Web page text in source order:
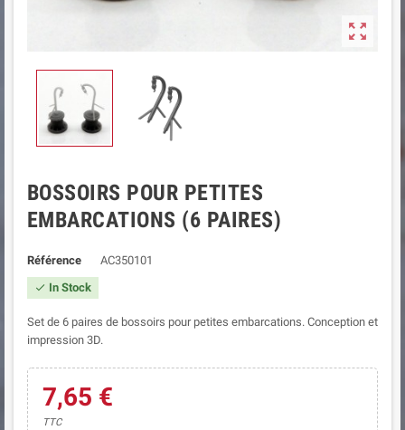

BOSSOIRS POUR PETITES
EMBARCATIONS (6 PAIRES)
Référence AC350101
 In Stock
Set de 6 paires de bossoirs pour petites embarcations. Conception et
impression 3D.
7,65 €
TTC